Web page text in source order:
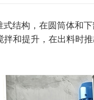
构，在圆筒体和下
和提升，在出料时